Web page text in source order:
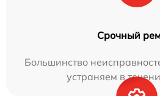
Срочный
Большинство
устраняем в